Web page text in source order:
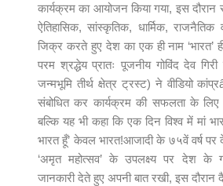
कार्यक्रम का आयोजन किया गया, इस
ऐतिहासिक, सांस्कृतिक, धार्मिक,
जिक्र करते हुए देश का एक ही नाम ‘भारत’
परम श्रद्धेय प्रातः पूजनीय गोविंद देव गिरी
जन्मभूमि तीर्थ क्षेत्र ट्रस्ट) ने वीडियो
संबोधित कर कार्यक्रम की सफलता के लिए
बल्कि यह भी कहा कि एक दिन विश्व में मां
भारत हूँ’ केवल भारत!आजादी के ७५वें वर्ष
‘अमृत महोत्सव’ के उपलक्ष्य पर देश के
जानकारी देते हुए अपनी बात रखी, इस दौरान